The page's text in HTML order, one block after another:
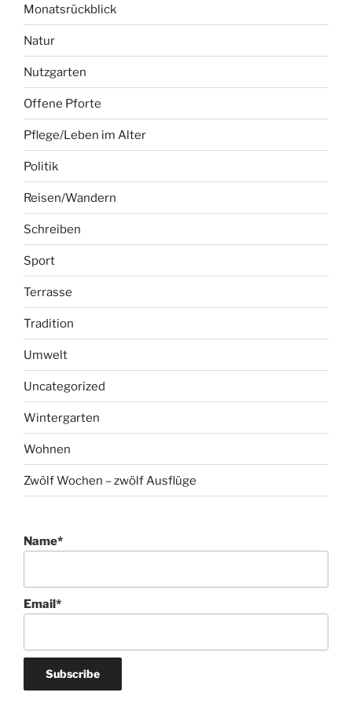
Monatsrückblick
Natur
Nutzgarten
Offene Pforte
Pflege/Leben im Alter
Politik
Reisen/Wandern
Schreiben
Sport
Terrasse
Tradition
Umwelt
Uncategorized
Wintergarten
Wohnen
Zwölf Wochen – zwölf Ausflüge
Name*
Email*